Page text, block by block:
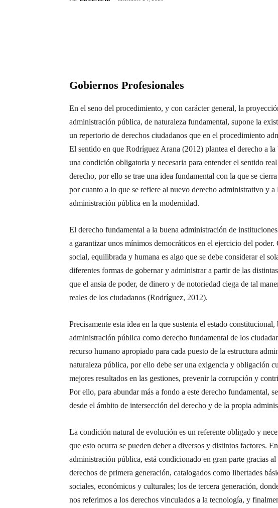
Gobiernos Profesionales
En el seno del procedimiento, y con carácter general, la
administración pública, de naturaleza fundamental, supone la
un repertorio de derechos ciudadanos que en el procedimiento
El sentido en que Rodríguez Arana (2012) plantea el derecho a
una condición obligatoria y necesaria para entender el sentido
derecho, por ello se trae una idea fundamental con la que se
por cuanto a lo que se refiere al nuevo derecho administrativo y
administración pública en la modernidad.
El derecho fundamental a la buena administración de
a garantizar unos mínimos democráticos en el ejercicio del poder.
social, equilibrada y humana es algo que se debe considerar el
diferentes formas de gobernar y administrar a partir de las
que el ansia de poder, de dinero y de notoriedad ciega de tal
reales de los ciudadanos (Rodríguez, 2012).
Precisamente esta idea en la que sustenta el estado
administración pública como derecho fundamental de los
recurso humano apropiado para cada puesto de la estructura
naturaleza pública, por ello debe ser una exigencia y obligación
mejores resultados en las gestiones, prevenir la corrupción y
Por ello, para abundar más a fondo a este derecho
desde el ámbito de intersección del derecho y de la propia
La condición natural de evolución es un referente obligado y
que esto ocurra se pueden deber a diversos y distintos factores.
administración pública, está condicionado en gran parte gracias
derechos de primera generación, catalogados como libertades
sociales, económicos y culturales; los de tercera generación,
nos referimos a los derechos vinculados a la tecnología, y